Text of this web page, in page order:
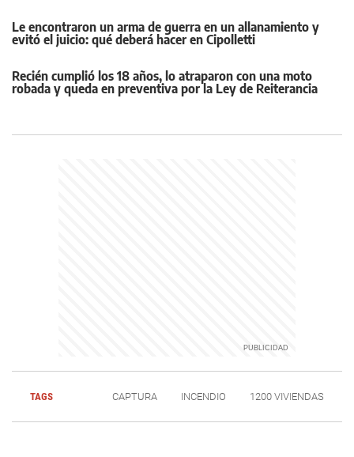
Le encontraron un arma de guerra en un allanamiento y
evitó el juicio: qué deberá hacer en Cipolletti
Recién cumplió los 18 años, lo atraparon con una moto
robada y queda en preventiva por la Ley de Reiterancia
TAGS CAPTURA INCENDIO 1200 VIVIENDAS